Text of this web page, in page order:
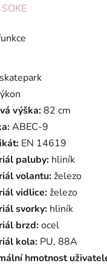
SOKE
skatepark
výška:82 cm
ABEC-9
EN 14619
paluby: hliník
volantu:železo
vidlice:železo
svorky: hliník
brzd:ocel
kola: PU, 88A
hmotnost